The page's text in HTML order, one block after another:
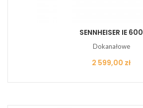
SENNHEISER IE 600
Dokanałowe
Cena
2 599,00 zł